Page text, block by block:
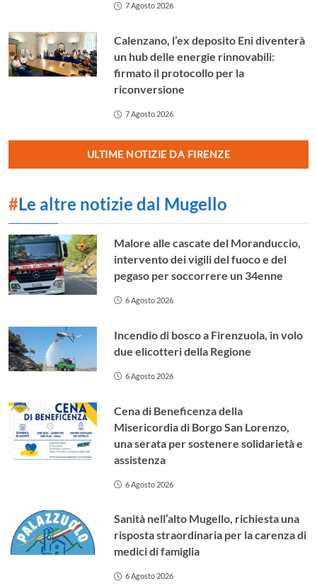
7 Agosto 2026
Calenzano, l’ex deposito Eni diventerà
un hub delle energie rinnovabili:
firmato il protocollo per la
riconversione
7 Agosto 2026
ULTIME NOTIZIE DA FIRENZE
#Le altre notizie dal Mugello
Malore alle cascate del Moranduccio,
intervento dei vigili del fuoco e del
pegaso per soccorrere un 34enne
6 Agosto 2026
Incendio di bosco a Firenzuola, in volo
due elicotteri della Regione
6 Agosto 2026
Cena di Beneficenza della
Misericordia di Borgo San Lorenzo,
una serata per sostenere solidarietà e
assistenza
6 Agosto 2026
Sanità nell’alto Mugello, richiesta una
risposta straordinaria per la carenza di
medici di famiglia
6 Agosto 2026